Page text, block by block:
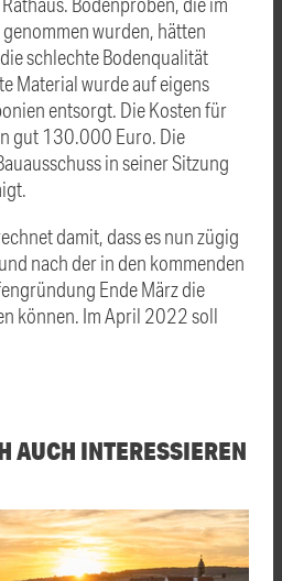
wurden, hätten
schlechte Bodenqualität
Material wurde auf eigens
entsorgt. Die Kosten für
gut 130.000 Euro. Die
in seiner Sitzung
damit, dass es nun zügig
nach der in den kommenden
Ende März die
können. Im April 2022 soll
AUCH INTERESSIEREN